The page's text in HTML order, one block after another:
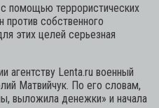
помощью террористических
против собственного
этих целей серьезная
агентству Lenta.ru военный
Матвийчук. По его словам,
выложила денежки» и начала